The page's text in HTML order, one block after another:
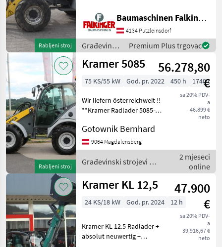
Rabljeni stroj
Betriebsgewicht: 4900kg
Reifen 60% Der Kramer 750
ist in einem guten
Zustand!! BAUMASCHINEN
FALKIN
Baumaschinen Falkinger
4134 Putzleinsdorf
Građevinski
strojevi /
Kramer
Premium Plus trgovac
Rabljeni stroj
Kramer 5085
56.278,80
€
sa 20% PDV-
a
46.899 €
neto
75 KS/55 kW God. pr. 2022 450 h 1740 cm
Wir liefern österreichweit !!
**Kramer Radlader 5085-**
aus dem Baujahr 2022 ist
ein leistungsstarkes
Arbeitsgerät mit einer
Motorlei
Gotownik Bernhard
9064 Magdalensberg
Građevinski strojevi /
Kramer
2 mjeseci
online
Kramer KL 12,5
47.900
€
sa 20% PDV-
a
39.916,67 €
neto
24 KS/18 kW God. pr. 2024 12 h
Kramer KL 12.5 Radlader +
absolut neuwertig +